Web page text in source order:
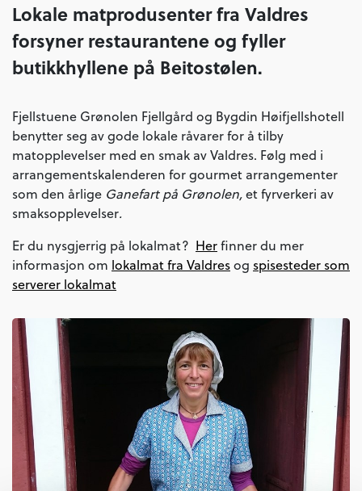
Lokale matprodusenter fra Valdres
forsyner restaurantene og fyller
butikkhyllene på Beitostølen.
Fjellstuene Grønolen Fjellgård og Bygdin Høifjellshotell
benytter seg av gode lokale råvarer for å tilby
matopplevelser med en smak av Valdres. Følg med i
arrangementskalenderen for gourmet arrangementer
som den årlige Ganefart på Grønolen,et fyrverkeri av
smaksopplevelser.
Er du nysgjerrig på lokalmat? Herfinner du mer
informasjon om lokalmat fra Valdresog spisesteder som
serverer lokalmat